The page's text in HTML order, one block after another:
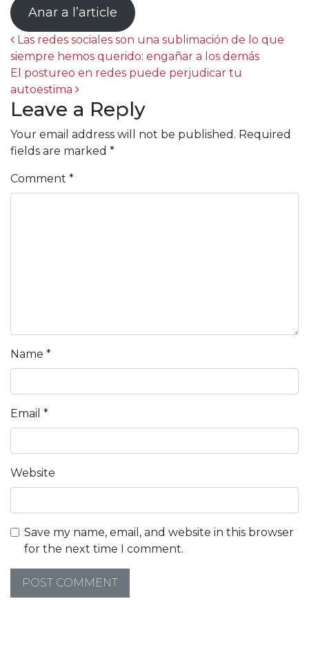
Anar a l’article
Post navigation
Las redes sociales son una sublimación de lo que
siempre hemos querido: engañar a los demás
El postureo en redes puede perjudicar tu
autoestima
Leave a Reply
Your email address will not be published. Required
fields are marked *
Comment *
Name *
Email *
Website
Save my name, email, and website in this browser
for the next time I comment.